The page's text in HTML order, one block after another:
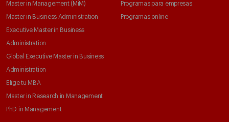
Master in Management (MiM)
Master in Business Administration
Executive Master in Business
Administration
Global Executive Master in Business
Administration
Elige tu MBA
Master in Research in Management
PhD in Management
Programas para empresas
Programas online